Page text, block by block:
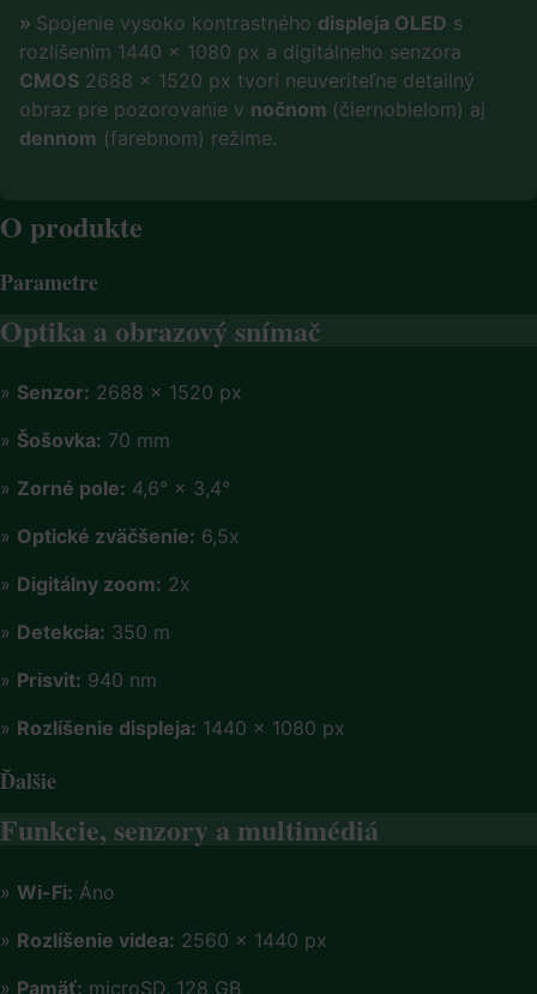
» Spojenie vysoko kontrastného displeja OLED s
rozlíšením 1440 × 1080 px a digitálneho senzora
CMOS 2688 × 1520 px tvorí neuveriteľne detailný
obraz pre pozorovanie v nočnom (čiernobielom) aj
dennom (farebnom) režime.
O produkte
Parametre
Optika a obrazový snímač
» Senzor: 2688 × 1520 px
» Šošovka: 70 mm
» Zorné pole: 4,6° × 3,4°
» Optické zväčšenie: 6,5x
» Digitálny zoom: 2x
» Detekcia: 350 m
» Prisvit: 940 nm
» Rozlíšenie displeja: 1440 × 1080 px
Ďalšie
Funkcie, senzory a multimédiá
» Wi-Fi: Áno
» Rozlíšenie videa: 2560 × 1440 px
» Pamäť: microSD, 128 GB